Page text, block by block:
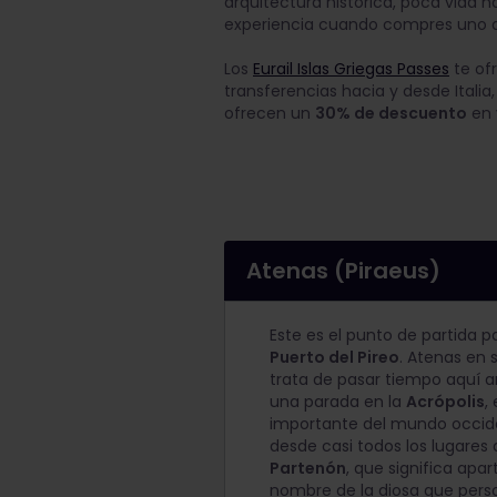
experiencia cuando compres uno
Los Eurail Islas Griegas Passes te
transferencias hacia y desde
ofrecen un 30% de descuento en
Atenas (Piraeus)
Este es el punto de partida
Puerto del Pireo. Atenas en
trata de pasar tiempo aquí
una parada en la Acrópolis,
importante del mundo
desde casi todos los lugares
Partenón, que significa
nombre de la diosa que